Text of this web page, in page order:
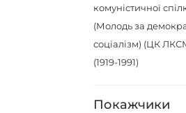
комуністичної
(Молодь за
соціалізм) (ЦК
(1919-1991)
Покажчики